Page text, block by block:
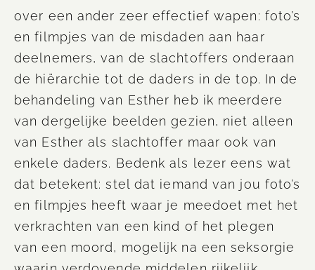
over een ander zeer effectief wapen: foto’s
en filmpjes van de misdaden aan haar
deelnemers, van de slachtoffers onderaan
de hiërarchie tot de daders in de top. In de
behandeling van Esther heb ik meerdere
van dergelijke beelden gezien, niet alleen
van Esther als slachtoffer maar ook van
enkele daders. Bedenk als lezer eens wat
dat betekent: stel dat iemand van jou foto’s
en filmpjes heeft waar je meedoet met het
verkrachten van een kind of het plegen
van een moord, mogelijk na een seksorgie